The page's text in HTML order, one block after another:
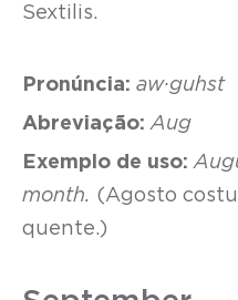
Sextilis.
Pronúncia: aw·guhst
Abreviação: Aug
Exemplo de uso:
month. (Agosto
quente.)